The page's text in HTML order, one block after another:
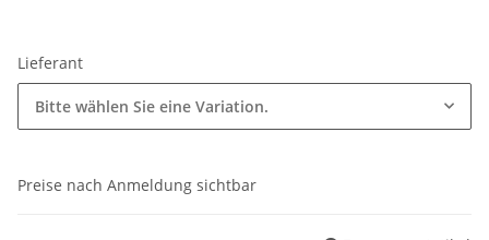
Lieferant
Bitte wählen Sie eine Variation.
Preise nach Anmeldung sichtbar